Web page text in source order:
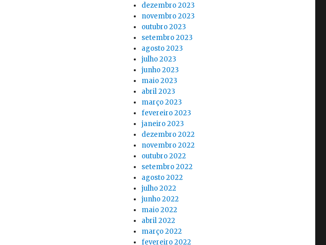
dezembro 2023
novembro 2023
outubro 2023
setembro 2023
agosto 2023
julho 2023
junho 2023
maio 2023
abril 2023
março 2023
fevereiro 2023
janeiro 2023
dezembro 2022
novembro 2022
outubro 2022
setembro 2022
agosto 2022
julho 2022
junho 2022
maio 2022
abril 2022
março 2022
fevereiro 2022